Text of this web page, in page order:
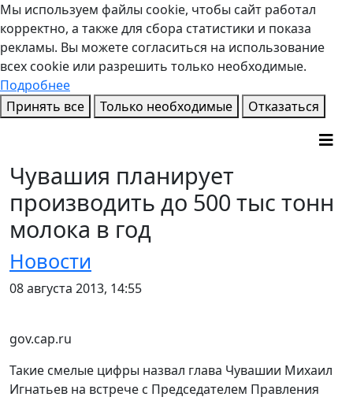
Мы используем файлы cookie, чтобы сайт работал
корректно, а также для сбора статистики и показа
рекламы. Вы можете согласиться на использование
всех cookie или разрешить только необходимые.
Подробнее
Принять все
Только необходимые Отказаться
Чувашия планирует
производить до 500 тыс тонн
молока в год
Новости
08 августа 2013, 14:55
gov.cap.ru
Такие смелые цифры назвал глава Чувашии Михаил
Игнатьев на встрече с Председателем Правления